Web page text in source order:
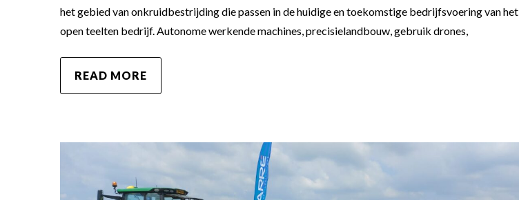
het gebied van onkruidbestrijding die passen in de huidige en toekomstige bedrijfsvoering van het
open teelten bedrijf. Autonome werkende machines, precisielandbouw, gebruik drones,
READ MORE